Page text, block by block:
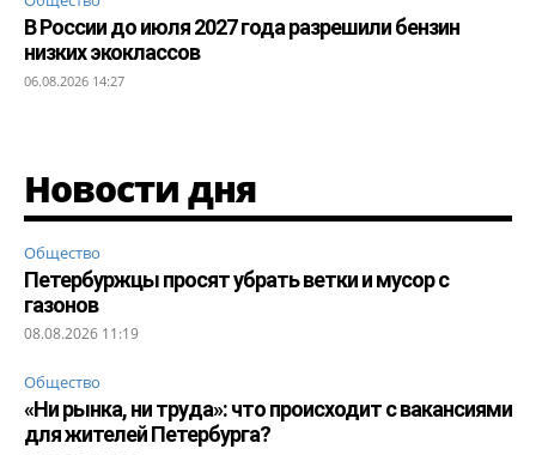
В России до июля 2027 года разрешили бензин
низких экоклассов
06.08.2026 14:27
Новости дня
Общество
Петербуржцы просят убрать ветки и мусор с
газонов
08.08.2026 11:19
Общество
«Ни рынка, ни труда»: что происходит с вакансиями
для жителей Петербурга?